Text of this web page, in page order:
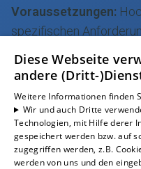
Voraussetzungen:
spezifischen
Pflichtpraktika fest.
Ausrichtung und die
Fachpraktikum
Dauer:1–4 Wochen
Diese Webseite
andere (Dritt-
Weitere Informationen finden
Wir und auch Dritte
Technologien, mit Hilfe derer
gespeichert werden bzw. auf
zugegriffen werden, z.B.
werden von uns und den